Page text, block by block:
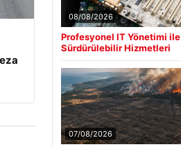
08/08/2026
Profesyonel IT Yönetimi ile
Sürdürülebilir Hizmetleri
07/08/2026